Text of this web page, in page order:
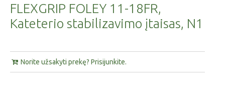
FLEXGRIP FOLEY 11-18FR,
Kateterio stabilizavimo įtaisas, N1
Norite užsakyti prekę? Prisijunkite.